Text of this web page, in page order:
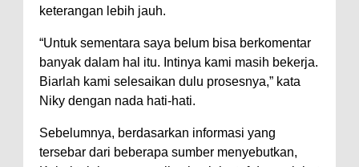
keterangan lebih jauh.
“Untuk sementara saya belum bisa berkomentar
banyak dalam hal itu. Intinya kami masih bekerja.
Biarlah kami selesaikan dulu prosesnya,” kata
Niky dengan nada hati-hati.
Sebelumnya, berdasarkan informasi yang
tersebar dari beberapa sumber menyebutkan,